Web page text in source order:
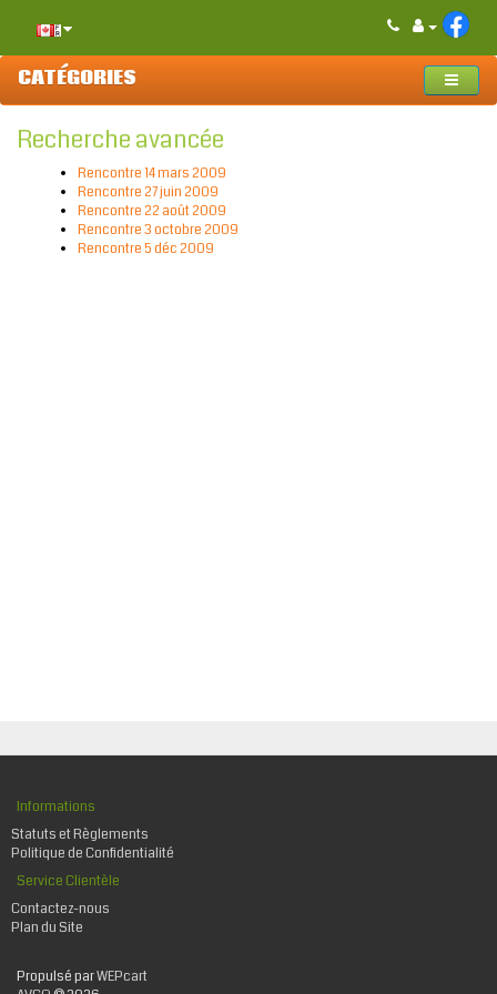
CATÉGORIES
Recherche avancée
Rencontre 14 mars 2009
Rencontre 27 juin 2009
Rencontre 22 août 2009
Rencontre 3 octobre 2009
Rencontre 5 déc 2009
Informations
Statuts et Règlements
Politique de Confidentialité
Service Clientèle
Contactez-nous
Plan du Site
Propulsé parWEPcart